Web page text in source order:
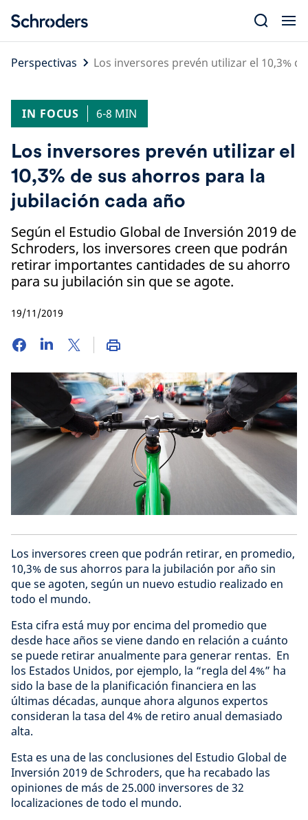
content
Perspectivas
Los inversores prevén utilizar el 10,3%
IN FOCUS 6-8 MIN
Los inversores prevén utilizar el
10,3% de sus ahorros para la
jubilación cada año
Según el Estudio Global de Inversión 2019 de
Schroders, los inversores creen que podrán
retirar importantes cantidades de su ahorro
para su jubilación sin que se agote.
19/11/2019
Los inversores creen que podrán retirar, en promedio,
10,3% de sus ahorros para la jubilación por año sin
que se agoten, según un nuevo estudio realizado en
todo el mundo.
Esta cifra está muy por encima del promedio que
desde hace años se viene dando en relación a cuánto
se puede retirar anualmente para generar rentas. En
los Estados Unidos, por ejemplo, la “regla del 4%” ha
sido la base de la planificación financiera en las
últimas décadas, aunque ahora algunos expertos
consideran la tasa del 4% de retiro anual demasiado
alta.
Esta es una de las conclusiones del Estudio Global de
Inversión 2019 de Schroders, que ha recabado las
opiniones de más de 25.000 inversores de 32
localizaciones de todo el mundo.